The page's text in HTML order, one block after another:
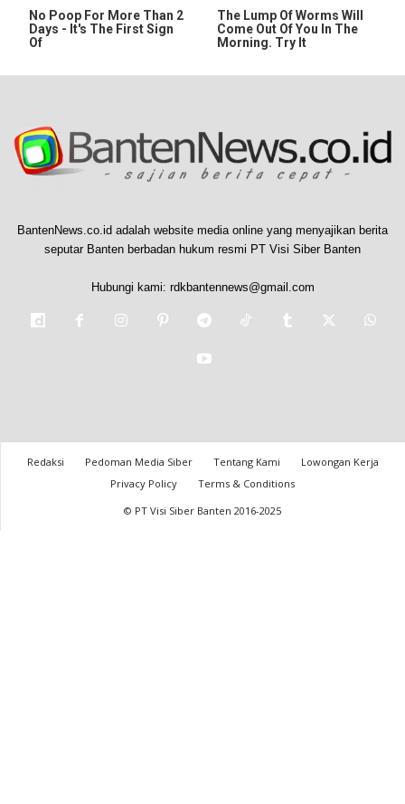
No Poop For More Than 2
Days - It's The First Sign
Of
The Lump Of Worms Will
Come Out Of You In The
Morning. Try It
BantenNews.co.id adalah website media online yang menyajikan berita
seputar Banten berbadan hukum resmi PT Visi Siber Banten
Hubungi kami: rdkbantennews@gmail.com
Redaksi Pedoman Media Siber Tentang Kami
Lowongan Kerja
Privacy Policy
Terms & Conditions
© PT Visi Siber Banten 2016-2025